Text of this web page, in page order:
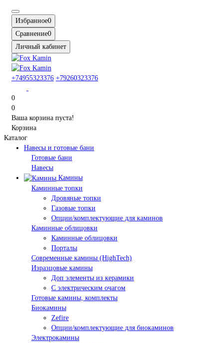
Избранное0
Сравнение0
Личный кабинет
+74955323376 +79260323376
0
0
Ваша корзина пуста!
Корзина
Каталог
Навесы и готовые бани
Готовые бани
Навесы
Камины
Каминные топки
Дровяные топки
Газовые топки
Опции/комплектующие для каминов
Каминные облицовки
Каминные облицовки
Порталы
Современные камины (HighTech)
Изразцовые камины
Доп элементы из керамики
С электрическим очагом
Готовые камины, комплекты
Биокамины
Zefire
Опции/комплектующие для биокаминов
Электрокамины